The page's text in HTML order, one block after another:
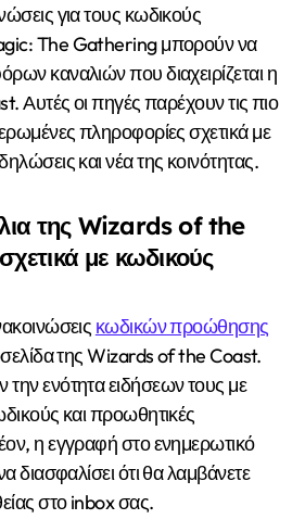
για τους κωδικούς
The Gathering μπορούν να
καναλιών που διαχειρίζεται η
Αυτές οι πηγές παρέχουν τις πιο
πληροφορίες σχετικά με
και νέα της κοινότητας.
της Wizards of the
με κωδικούς
κωδικών προώθησης
της Wizards of the Coast.
ενότητα ειδήσεων τους με
και προωθητικές
η εγγραφή στο ενημερωτικό
διασφαλίσει ότι θα λαμβάνετε
στο inbox σας.